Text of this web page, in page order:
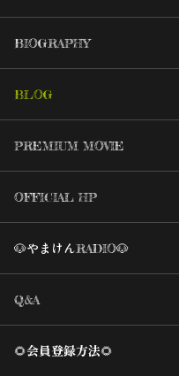
BIOGRAPHY
BLOG
PREMIUM MOVIE
OFFICIAL HP
🐶やまけんRADIO🐶
Q&A
🌻会員登録方法🌻